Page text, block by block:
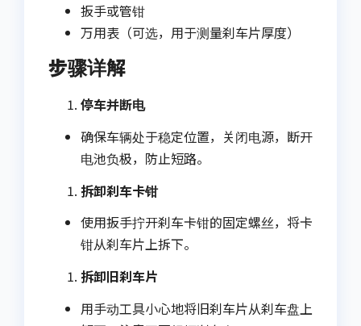
扳手或管钳
万用表（可选，用于测量刹车片厚度）
步骤详解
停车并断电
确保车辆处于稳定位置，关闭电源，断开
电池负极，防止短路。
拆卸刹车卡钳
使用扳手拧开刹车卡钳的固定螺丝，将卡
钳从刹车片上拆下。
拆卸旧刹车片
用手动工具小心地将旧刹车片从刹车盘上